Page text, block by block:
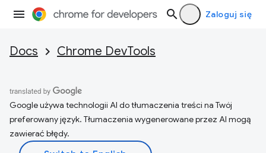
Zaloguj się
Docs Chrome DevTools
Google używa technologii AI do tłumaczenia treści na Twój
preferowany język. Tłumaczenia wygenerowane przez AI mogą
zawierać błędy.